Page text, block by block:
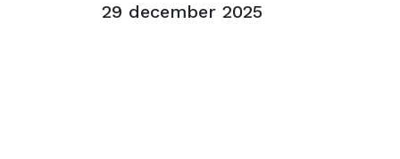
29 december 2025